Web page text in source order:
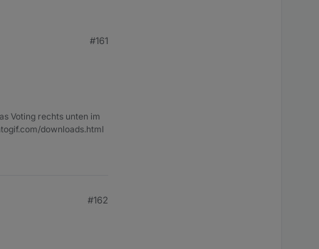
#161
Voting rechts unten im
downloads.html
#162